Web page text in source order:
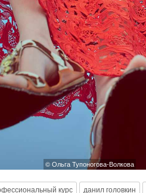
© Ольга Тупоногова-Волкова
курс данил головкин